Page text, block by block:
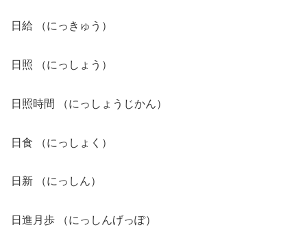
日給 （にっきゅう）
日照 （にっしょう）
日照時間 （にっしょうじかん）
日食 （にっしょく）
日新 （にっしん）
日進月歩 （にっしんげっぽ）